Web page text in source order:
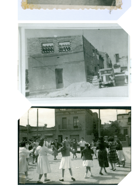
Bateig
Trinitat Vella|Refotografia
Auto construcció
Trinitat Vella|Refotografia